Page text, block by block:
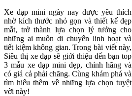
Xe đạp mini ngày nay được yêu thích
nhờ kích thước nhỏ gọn và thiết kế đẹp
mắt, trở thành lựa chọn lý tưởng cho
những ai muốn di chuyển linh hoạt và
tiết kiệm không gian. Trong bài viết này,
Siêu thị xe đạp sẽ giới thiệu đến bạn top
3 mẫu xe đạp mini đẹp, chính hãng và
có giá cả phải chăng. Cùng khám phá và
tìm hiểu thêm về những lựa chọn tuyệt
vời này!